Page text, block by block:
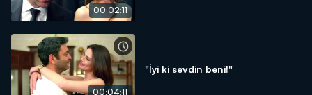
00:02:11
00:04:11
"İyi ki sevdin beni!"